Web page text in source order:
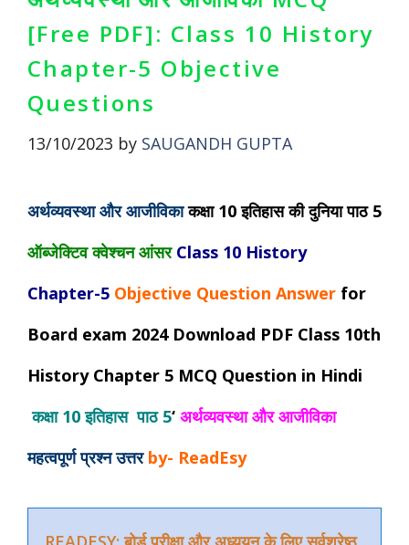
[Free PDF]: Class 10 History
Chapter-5 Objective
Questions
13/10/2023 by SAUGANDH GUPTA
अर्थव्यवस्था और आजीविकाकक्षा 10इतिहासकी दुनिया पाठ 5
ऑब्जेक्टिव क्वेश्चन आंसर Class 10 History
Chapter-5 Objective Question Answer for
Board exam 2024 Download PDF Class 10th
History Chapter 5 MCQ Question in Hindi
कक्षा 10 इतिहास पाठ 5‘ अर्थव्यवस्था और आजीविका
महत्वपूर्ण प्रश्न उत्तर by- ReadEsy